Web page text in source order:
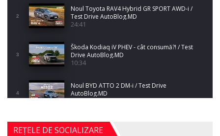
2
Noul Toyota RAV4 Hybrid GR SPORT AWD-i /
Test Drive AutoBlog.MD
24:41
3
Škoda Kodiaq iV PHEV - cât consumă?! / Test
Drive AutoBlog.MD
10:34
4
Noul BYD ATTO 2 DM-i / Test Drive
AutoBlog.MD
17:35
5
Noul Mercedes-Benz S-Class facelift (S 580
4MATIC V223) / Test Drive AutoBlog.MD
REȚELE DE SOCIALIZARE